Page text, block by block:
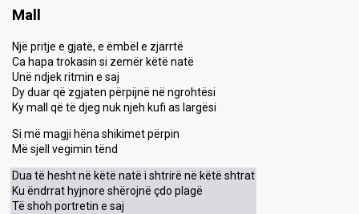
Mall
Një pritje e gjatë, e ëmbël e zjarrtë
Ca hapa trokasin si zemër këtë natë
Unë ndjek ritmin e saj
Dy duar që zgjaten përpijnë në ngrohtësi
Ky mall që të djeg nuk njeh kufi as largësi
Si më magji hëna shikimet përpin
Më sjell vegimin tënd
Dua të hesht në këtë natë i shtrirë në këtë shtrat
Ku ëndrrat hyjnore shërojnë çdo plagë
Të shoh portretin e saj